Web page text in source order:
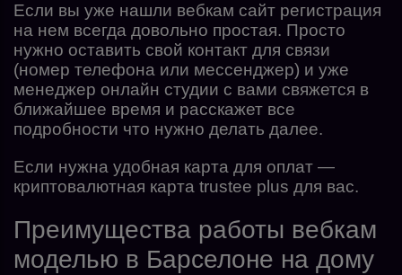
Если вы уже нашли вебкам сайт регистрация
на нем всегда довольно простая. Просто
нужно оставить свой контакт для связи
(номер телефона или мессенджер) и уже
менеджер онлайн студии с вами свяжется в
ближайшее время и расскажет все
подробности что нужно делать далее.
Если нужна удобная карта для оплат —
криптовалютная карта trustee plus для вас.
Преимущества работы вебкам
моделью в Барселоне на дому